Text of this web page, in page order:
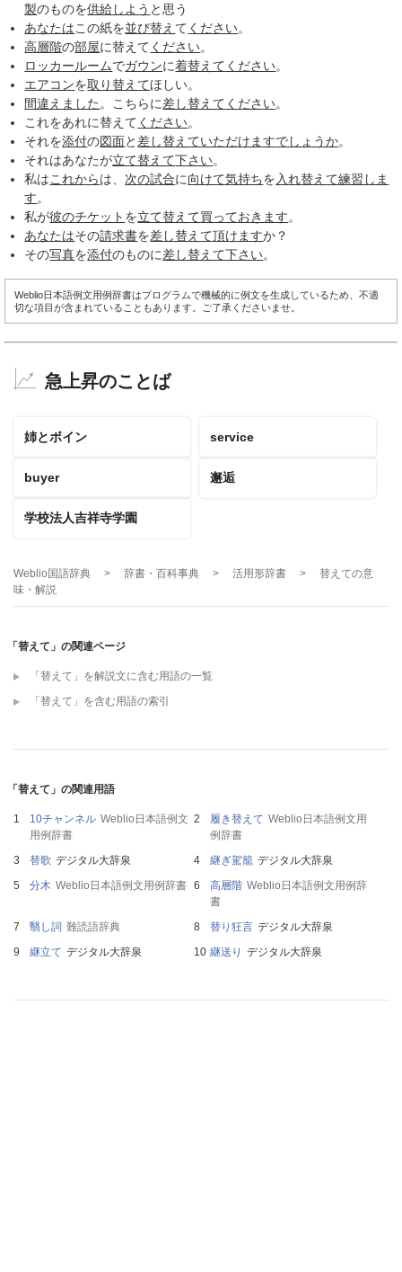
製のものを供給しよう と思う
あなたはこの紙を並び替え て ください。
高層階の部屋に替えて ください。
ロッカールームでガウンに着替えて ください。
エアコンを取り替えてほしい。
間違えました 。こちらに差し替えて ください。
これをあれに替えて ください。
それを添付の図面と 差し替えていただけますでしょうか。
それはあなたが立て替えて下さい。
私はこれからは、 次の試合に向けて気持ちを 入れ替えて練習しま
す。
私が彼のチケット を立て替えて買っておきます。
あなたはその請求書を差し替えて頂けますか？
その写真を添付のものに差し替えて下さい。
Weblio日本語例文用例辞書はプログラムで機械的に例文を生成しているため、不適
切な項目が含まれていることもあります。ご了承くださいませ。
急上昇のことば
姉とボイン service
buyer 邂逅
学校法人吉祥寺学園
Weblio国語辞典 > 辞書・百科事典 > 活用形辞書 > 替えての意
味・解説
「替えて」の関連ページ
「替えて」を解説文に含む用語の一覧
「替えて」を含む用語の索引
「替えて」の関連用語
10チャンネル Weblio日本語例文
用例辞書
履き替えて Weblio日本語例文用
例辞書
替歌 デジタル大辞泉 継ぎ駕籠 デジタル大辞泉
分木 Weblio日本語例文用例辞書 高層階 Weblio日本語例文用例辞
書
翳し詞 難読語辞典 替り狂言 デジタル大辞泉
継立て デジタル大辞泉 継送り デジタル大辞泉